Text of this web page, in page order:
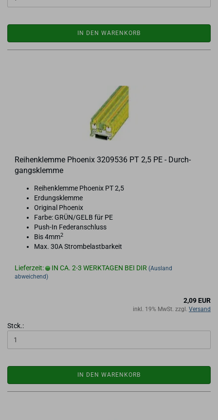
IN DEN WARENKORB
Rei­hen­klem­me Phoe­nix 3209536 PT 2,5 PE - Durch­
gangs­klem­me
Rei­hen­klem­me Phoe­nix PT 2,5
Er­dungs­klem­me
Ori­gi­nal Phoe­nix
Farbe: GRÜN/GELB für PE
Push-​In Fe­der­an­schluss
Bis 4mm2
Max. 30A Strom­be­last­bar­keit
Lieferzeit: IN CA. 2-3 WERKTAGEN BEI DIR (Ausland
abweichend)
2,09 EUR
inkl. 19% MwSt. zzgl. Versand
Stck.:
IN DEN WARENKORB